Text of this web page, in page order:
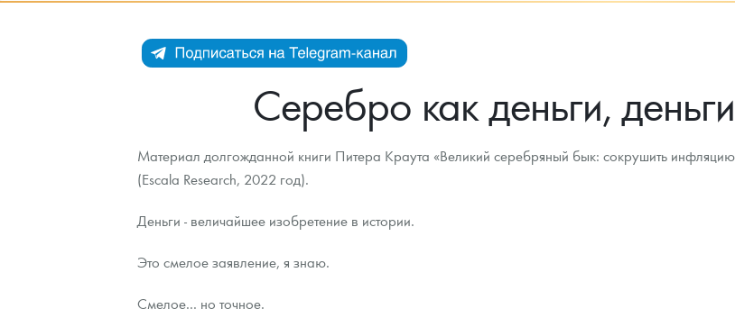
Каталог
Инвестиционные монеты
Монеты Россия и СССР
Памятные и старинные монеты
Подлинность монет
Услуги
Серебро как деньги,
Материал долгожданной книги Питера Краута «Великий серебряный бык: сокрушить
(Escala Research, 2022 год).
Деньги - величайшее изобретение в истории.
Это смелое заявление, я знаю.
Смелое... но точное.